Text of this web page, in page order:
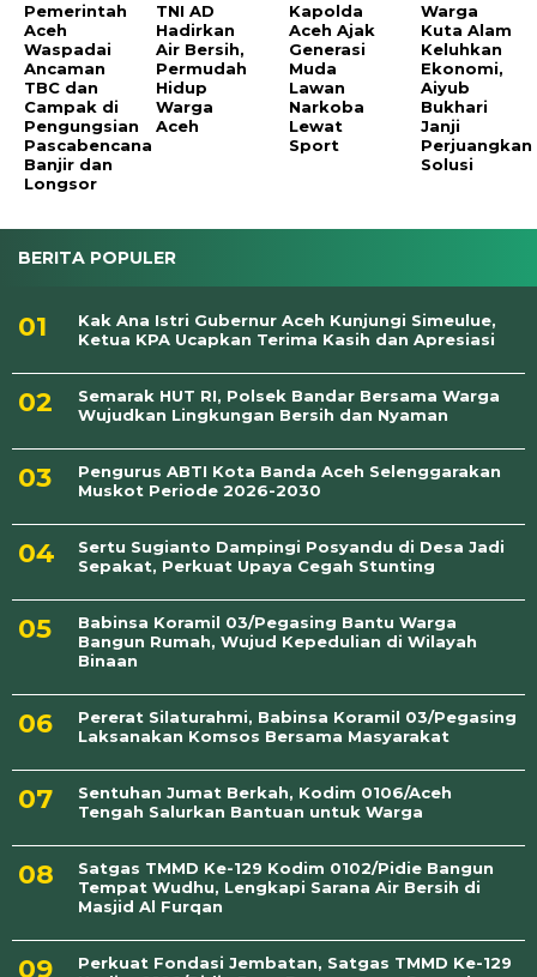
Pemerintah
Aceh
Waspadai
Ancaman
TBC dan
Campak di
Pengungsian
Pascabencana
Banjir dan
Longsor
TNI AD
Hadirkan
Air Bersih,
Permudah
Hidup
Warga
Aceh
Kapolda
Aceh Ajak
Generasi
Muda
Lawan
Narkoba
Lewat
Sport
Warga
Kuta Alam
Keluhkan
Ekonomi,
Aiyub
Bukhari
Janji
Perjuangkan
Solusi
BERITA POPULER
Kak Ana Istri Gubernur Aceh Kunjungi Simeulue,
Ketua KPA Ucapkan Terima Kasih dan Apresiasi
Semarak HUT RI, Polsek Bandar Bersama Warga
Wujudkan Lingkungan Bersih dan Nyaman
Pengurus ABTI Kota Banda Aceh Selenggarakan
Muskot Periode 2026-2030
Sertu Sugianto Dampingi Posyandu di Desa Jadi
Sepakat, Perkuat Upaya Cegah Stunting
Babinsa Koramil 03/Pegasing Bantu Warga
Bangun Rumah, Wujud Kepedulian di Wilayah
Binaan
Pererat Silaturahmi, Babinsa Koramil 03/Pegasing
Laksanakan Komsos Bersama Masyarakat
Sentuhan Jumat Berkah, Kodim 0106/Aceh
Tengah Salurkan Bantuan untuk Warga
Satgas TMMD Ke-129 Kodim 0102/Pidie Bangun
Tempat Wudhu, Lengkapi Sarana Air Bersih di
Masjid Al Furqan
Perkuat Fondasi Jembatan, Satgas TMMD Ke-129